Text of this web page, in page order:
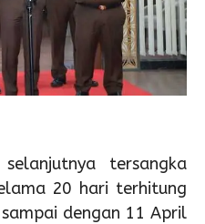
tersangka
20 hari terhitung
dengan 11 April